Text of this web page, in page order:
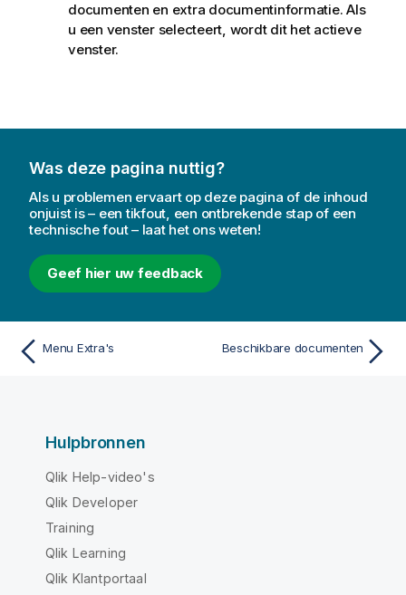
documenten en extra documentinformatie. Als
u een venster selecteert, wordt dit het actieve
venster.
Was deze pagina nuttig?
Als u problemen ervaart op deze pagina of de inhoud
onjuist is – een tikfout, een ontbrekende stap of een
technische fout – laat het ons weten!
Geef hier uw feedback
Menu Extra's Beschikbare documenten
Hulpbronnen
Qlik Help-video's
Qlik Developer
Training
Qlik Learning
Qlik Klantportaal